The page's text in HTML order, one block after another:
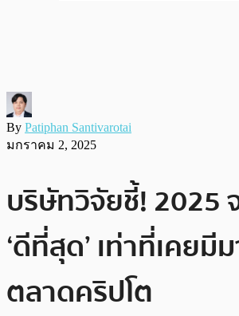
By Patiphan Santivarotai
มกราคม 2, 2025
บริษัทวิจัยชี้! 2025
‘ดีที่สุด’ เท่าที่เคยมี
ตลาดคริปโต